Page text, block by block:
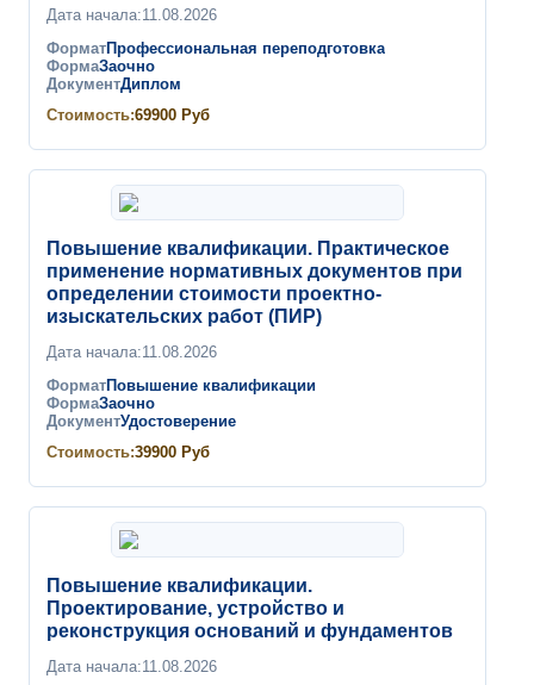
Дата начала:11.08.2026
ФорматПрофессиональная переподготовка
ФормаЗаочно
ДокументДиплом
Стоимость:69900 Руб
Повышение квалификации. Практическое
применение нормативных документов при
определении стоимости проектно-
изыскательских работ (ПИР)
Дата начала:11.08.2026
ФорматПовышение квалификации
ФормаЗаочно
ДокументУдостоверение
Стоимость:39900 Руб
Повышение квалификации.
Проектирование, устройство и
реконструкция оснований и фундаментов
Дата начала:11.08.2026